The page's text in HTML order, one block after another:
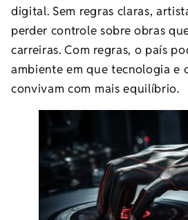
digital. Sem regras claras,
perder controle sobre obras
carreiras. Com regras, o país
ambiente em que tecnologia e
convivam com mais equilíbrio.